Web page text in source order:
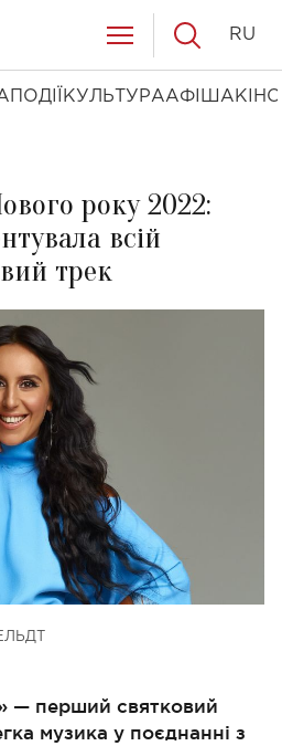
ПОДІЇ КУЛЬТУРААФІША КІНО
RU
року 2022:
всій
трек
— перший святковий
музика у поєднанні з